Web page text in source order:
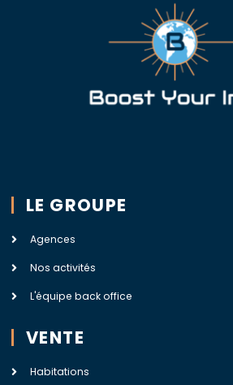
LE GROUPE
Agences
Nos activités
L'équipe back office
VENTE
Habitations